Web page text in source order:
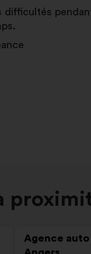
difficultés
Agence